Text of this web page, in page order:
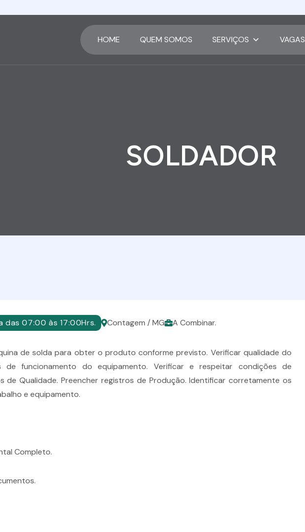
HOME QUEM SOMOS SERVIÇOS VAGAS
SOLDADOR
das 07:00 às 17:00Hrs. Contagem / MG A Combinar.
de solda para obter o produto conforme previsto. Verificar qualidade do
de funcionamento do equipamento. Verificar e respeitar condições de
de Qualidade. Preencher registros de Produção. Identificar corretamente os
e equipamento.
Completo.